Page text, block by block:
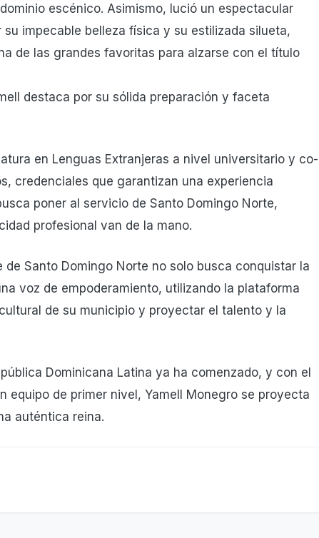
escénico. Asimismo, lució un espectacular
impecable belleza física y su estilizada silueta,
de las grandes favoritas para alzarse con el título
destaca por su sólida preparación y faceta
en Lenguas Extranjeras a nivel universitario y co-
credenciales que garantizan una experiencia
poner al servicio de Santo Domingo Norte,
profesional van de la mano.
Santo Domingo Norte no solo busca conquistar la
voz de empoderamiento, utilizando la plataforma
de su municipio y proyectar el talento y la
Dominicana Latina ya ha comenzado, y con el
equipo de primer nivel, Yamell Monegro se proyecta
auténtica reina.